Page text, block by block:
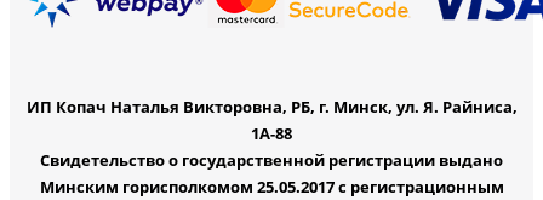
ИП Копач Наталья Викторовна, РБ, г. Минск, ул. Я. Райниса,
1А-88
Свидетельство о государственной регистрации выдано
Минским горисполкомом 25.05.2017 с регистрационным